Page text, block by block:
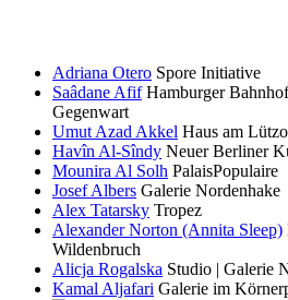
Adriana Otero Spore Initiative
Saâdane Afif Hamburger
Gegenwart
Umut Azad Akkel Haus am
Havîn Al-Sîndy Neuer Berliner
Mounira Al Solh PalaisPopulaire
Josef Albers Galerie Nordenhake
Alex Tatarsky Tropez
Alexander Norton (Annita Sleep)
Wildenbruch
Alicja Rogalska Studio | Galerie
Kamal Aljafari Galerie im